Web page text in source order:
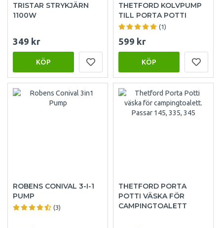
TRISTAR STRYKJÄRN
1100W
349 kr
KÖP
THETFORD KOLVPUMP
TILL PORTA POTTI
(1)
599 kr
KÖP
ROBENS CONIVAL 3-I-1
PUMP
(3)
THETFORD PORTA
POTTI VÄSKA FÖR
CAMPINGTOALETT